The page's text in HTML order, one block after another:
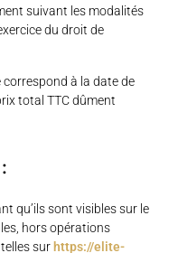
suivant les modalités
du droit de
à la date de
total TTC dûment
qu’ils sont visibles sur le
hors opérations
sur https://elite-